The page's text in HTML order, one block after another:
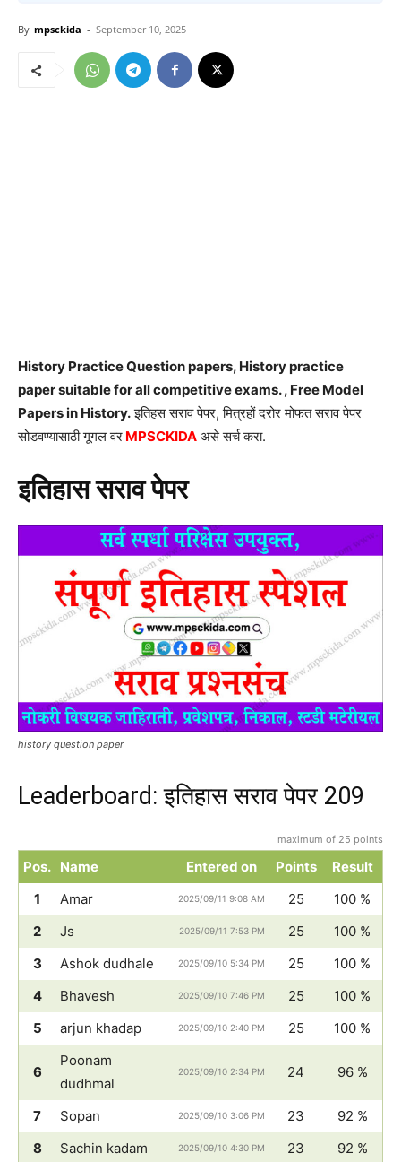
By mpsckida - September 10, 2025
History Practice Question papers, History practice
paper suitable for all competitive exams. , Free Model
Papers in History.इतिहस सराव पेपर, मित्रहों दरोर मोफत सराव पेपर
सोडवण्यासाठी गूगल वर MPSCKIDA असे सर्च करा.
इतिहास सराव पेपर
history question paper
Leaderboard: इतिहास सराव पेपर 209
maximum of 25 points
Pos. Name Entered on Points
Result
1
Amar 2025/09/11 9:08 AM 25
100 %
2
Js 2025/09/11 7:53 PM 25
100 %
3
Ashok dudhale 2025/09/10 5:34 PM 25
100 %
4
Bhavesh 2025/09/10 7:46 PM 25
100 %
5
arjun khadap 2025/09/10 2:40 PM 25 100 %
6
Poonam
dudhmal
2025/09/10 2:34 PM 24 96 %
7 Sopan 2025/09/10 3:06 PM 23
92 %
8
Sachin kadam 2025/09/10 4:30 PM 23
92 %